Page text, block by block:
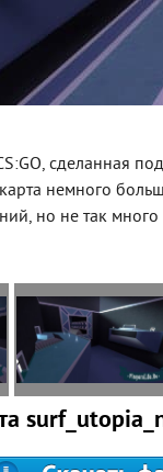
сделанная
немного
но не так много